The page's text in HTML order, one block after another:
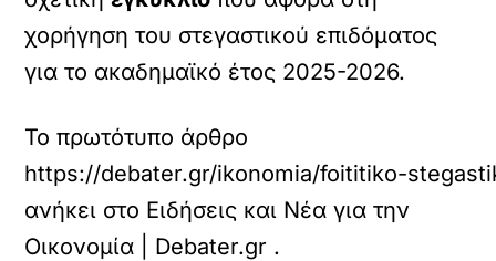
χορήγηση του στεγαστικού επιδόματος
για το ακαδημαϊκό έτος 2025-2026.
Το πρωτότυπο άρθρο
https://debater.gr/ikonomia/foititiko-
ανήκει στο Ειδήσεις και Νέα για την
Οικονομία | Debater.gr .